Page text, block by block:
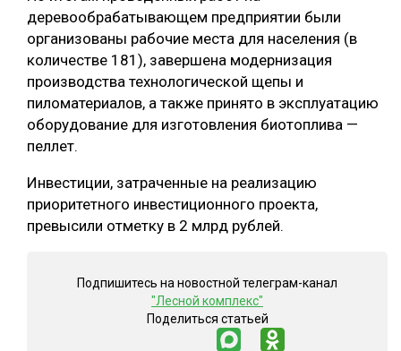
ПРОИЗВОДСТВО ДРЕВЕСНЫХ ПЛИТ
ЦБП
КОМПЛЕКСНАЯ ПЕРЕРАБОТКА
БЕЗОПАСНОЕ ПРОИЗВОДСТВО
СОРТИРОВКА ДРЕВЕСИНЫ
МЕБЕЛЬНОЕ ПРОИЗВОДСТВО
ПОДБОРКИ СТАТЕЙ
деревообрабатывающем предприятии были
организованы рабочие места для населения (в
количестве 181), завершена модернизация
производства технологической щепы и
пиломатериалов, а также принято в эксплуатацию
оборудование для изготовления биотоплива —
пеллет.
Инвестиции, затраченные на реализацию
приоритетного инвестиционного проекта,
превысили отметку в 2 млрд рублей.
Подпишитесь на новостной телеграм-канал
"Лесной комплекс"
Поделиться статьей